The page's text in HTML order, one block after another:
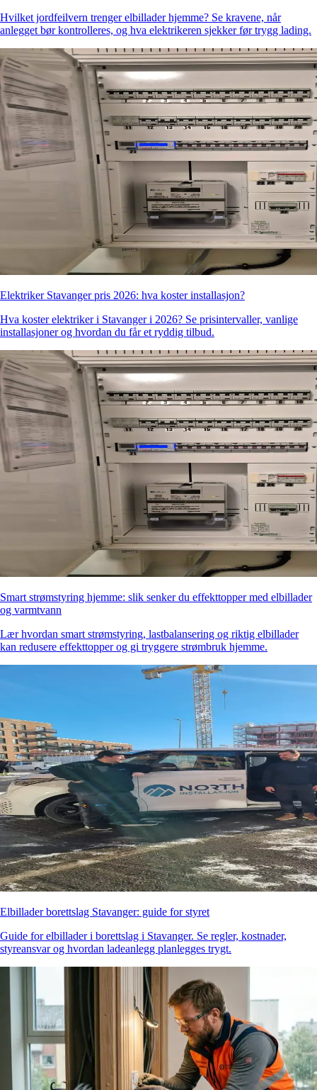
Hvilket jordfeilvern trenger elbillader hjemme? Se kravene, når
anlegget bør kontrolleres, og hva elektrikeren sjekker før trygg lading.
Elektriker Stavanger pris 2026: hva koster installasjon?
Hva koster elektriker i Stavanger i 2026? Se prisintervaller, vanlige
installasjoner og hvordan du får et ryddig tilbud.
Smart strømstyring hjemme: slik senker du effekttopper med elbillader
og varmtvann
Lær hvordan smart strømstyring, lastbalansering og riktig elbillader
kan redusere effekttopper og gi tryggere strømbruk hjemme.
Elbillader borettslag Stavanger: guide for styret
Guide for elbillader i borettslag i Stavanger. Se regler, kostnader,
styreansvar og hvordan ladeanlegg planlegges trygt.